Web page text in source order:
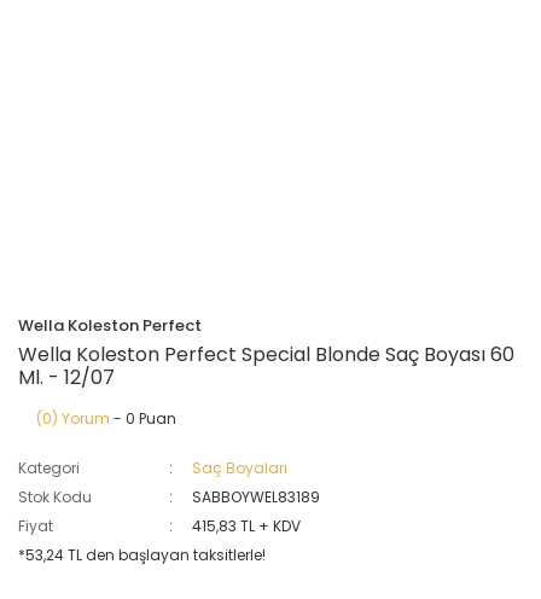
Wella Koleston Perfect
Wella Koleston Perfect Special Blonde Saç Boyası 60
Ml. - 12/07
(0) Yorum - 0 Puan
Kategori
Saç Boyaları
Stok Kodu
SABBOYWEL83189
Fiyat
415,83 TL + KDV
*53,24 TL den başlayan taksitlerle!